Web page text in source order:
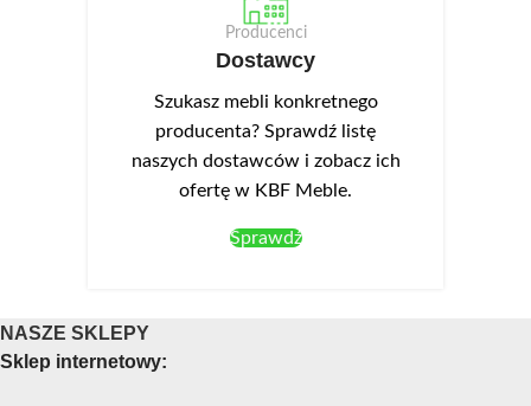
Producenci
Dostawcy
Szukasz mebli konkretnego
producenta? Sprawdź listę
naszych dostawców i zobacz ich
ofertę w KBF Meble.
Sprawdź
NASZE SKLEPY
Sklep internetowy: